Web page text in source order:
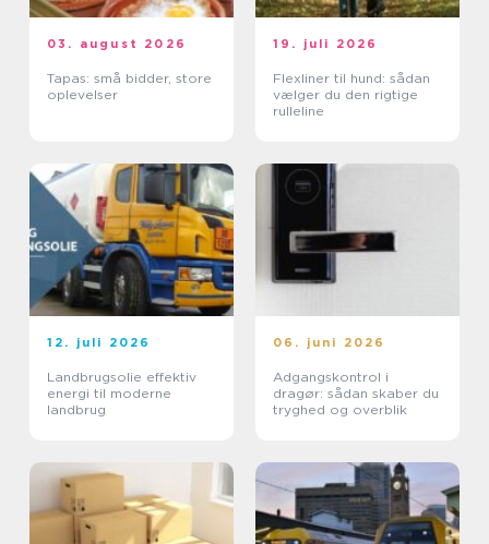
03. august 2026
Tapas: små bidder, store
oplevelser
19. juli 2026
Flexliner til hund: sådan
vælger du den rigtige
rulleline
12. juli 2026
Landbrugsolie effektiv
energi til moderne
landbrug
06. juni 2026
Adgangskontrol i
dragør: sådan skaber du
tryghed og overblik